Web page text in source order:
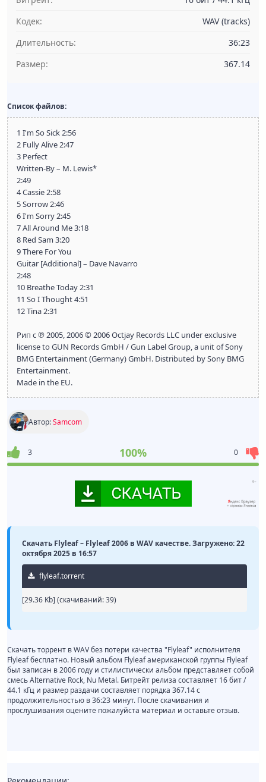
Кодек:
WAV (tracks)
Длительность:
36:23
Размер:
367.14
Список файлов:
1 I'm So Sick 2:56
2 Fully Alive 2:47
3 Perfect
Written-By – M. Lewis*
2:49
4 Cassie 2:58
5 Sorrow 2:46
6 I'm Sorry 2:45
7 All Around Me 3:18
8 Red Sam 3:20
9 There For You
Guitar [Additional] – Dave Navarro
2:48
10 Breathe Today 2:31
11 So I Thought 4:51
12 Tina 2:31
Рип с ℗ 2005, 2006 © 2006 Octjay Records LLC under exclusive
license to GUN Records GmbH / Gun Label Group, a unit of Sony
BMG Entertainment (Germany) GmbH. Distributed by Sony BMG
Entertainment.
Made in the EU.
Автор:Samcom
3 100% 0
Скачать Flyleaf – Flyleaf 2006 в WAV качестве. Загружено: 22
октября 2025 в 16:57
flyleaf.torrent
[29.36 Kb] (cкачиваний: 39)
Скачать торрент в WAV без потери качества "Flyleaf" исполнителя
Flyleaf бесплатно. Новый альбом Flyleaf американской группы Flyleaf
был записан в 2006 году и стилистически альбом представляет собой
смесь Alternative Rock, Nu Metal. Битрейт релиза составляет 16 бит /
44.1 кГц и размер раздачи составляет порядка 367.14 с
продолжительностью в 36:23 минут. После скачивания и
прослушивания оцените пожалуйста материал и оставьте отзыв.